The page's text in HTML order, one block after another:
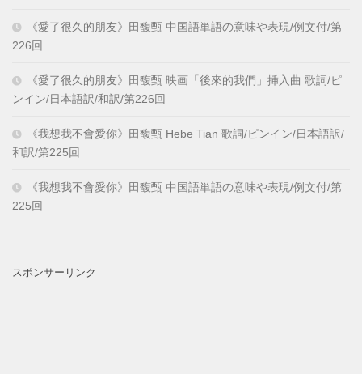
《愛了很久的朋友》田馥甄 中国語単語の意味や表現/例文付/第
226回
《愛了很久的朋友》田馥甄 映画「後來的我們」挿入曲 歌詞/ピ
ンイン/日本語訳/和訳/第226回
《我想我不會愛你》田馥甄 Hebe Tian 歌詞/ピンイン/日本語訳/
和訳/第225回
《我想我不會愛你》田馥甄 中国語単語の意味や表現/例文付/第
225回
スポンサーリンク